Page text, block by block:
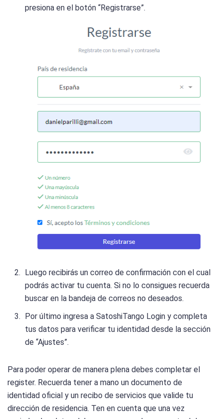
presiona en el botón “Registrarse”.
Luego recibirás un correo de confirmación con el cual
podrás activar tu cuenta. Si no lo consigues recuerda
buscar en la bandeja de correos no deseados.
Por último ingresa a SatoshiTango Login y completa
tus datos para verificar tu identidad desde la sección
de “Ajustes”.
Para poder operar de manera plena debes completar el
register. Recuerda tener a mano un documento de
identidad oficial y un recibo de servicios que valide tu
dirección de residencia. Ten en cuenta que una vez